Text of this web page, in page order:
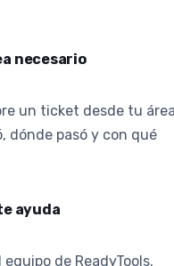
necesario
un ticket desde tu
dónde pasó y con qué
ayuda
de ReadyTools.